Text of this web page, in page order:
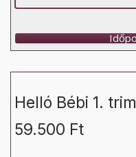
Helló Bébi 1.
59.500 Ft